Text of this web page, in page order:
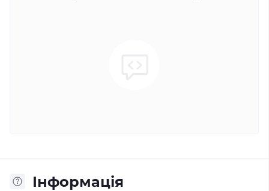
Iнформація